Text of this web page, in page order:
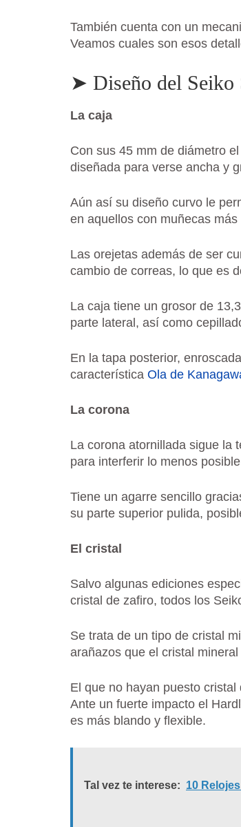
También cuenta con un
Veamos cuales son esos
➤ Diseño del Seiko
La caja
Con sus 45 mm de diámetro
diseñada para verse ancha y
Aún así su diseño curvo le
en aquellos con muñecas más
Las orejetas además de ser
cambio de correas, lo que es
La caja tiene un grosor de
parte lateral, así como
En la tapa posterior,
característica Ola de
La corona
La corona atornillada sigue la
para interferir lo menos
Tiene un agarre sencillo
su parte superior pulida,
El cristal
Salvo algunas ediciones
cristal de zafiro, todos los
Se trata de un tipo de cristal
arañazos que el cristal
El que no hayan puesto
Ante un fuerte impacto el
es más blando y flexible.
Tal vez te interese: 10